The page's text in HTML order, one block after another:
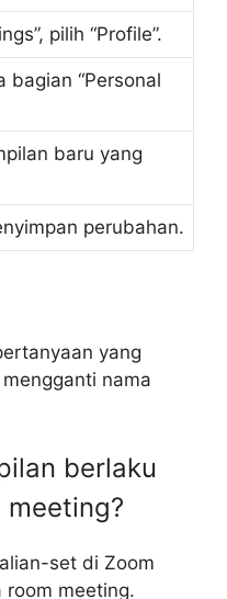
pilih “Profile”.
bagian “Personal
baru yang
perubahan.
yang
nama
berlaku
meeting?
set di Zoom
room meeting.